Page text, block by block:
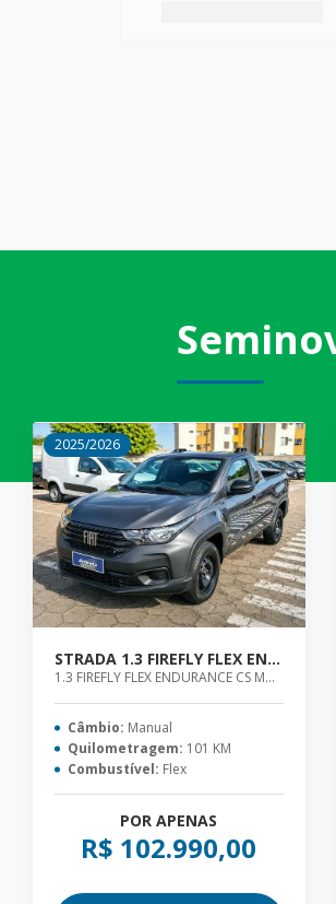
2025/2026
STRADA 1.3 FIREFLY FLEX ENDURANCE CS MANUAL
1.3 FIREFLY FLEX ENDURANCE CS MANUAL
Câmbio: Manual
Quilometragem: 101 KM
Combustível: Flex
POR APENAS
R$ 102.990,00